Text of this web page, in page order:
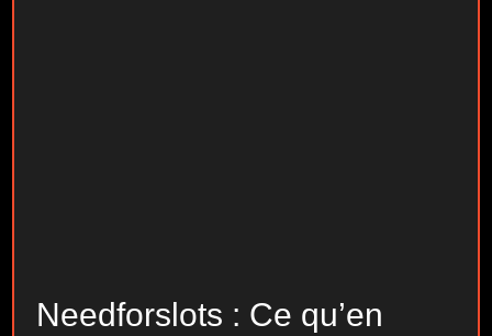
Needforslots : Ce qu’en